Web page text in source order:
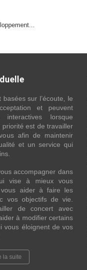
sur l’écoute, le
et peuvent
lorsque
priorité est de travailler
afin de maintenir
et un service qui
accompagner dans
vise à mieux vous
aider à faire les
vos objectifs de vie.
de concert avec
à modifier certains
vous éloignent de vos
la suite